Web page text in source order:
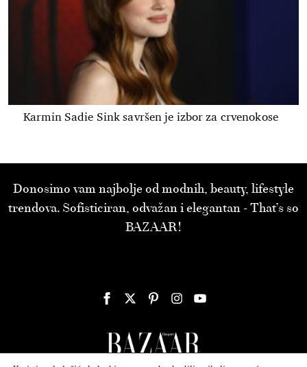
Karmin Sadie Sink savršen je izbor za crvenokose
Donosimo vam najbolje od modnih, beauty, lifestyle
trendova. Sofisticiran, odvažan i elegantan - That’s so
BAZAAR!